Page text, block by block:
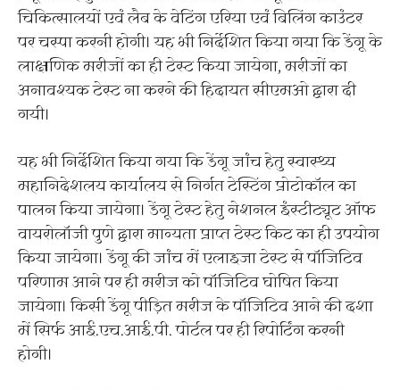
चिकित्सालयों एवं लैब के वेटिंग एरिया एवं बिलिंग काउंटर
पर चस्पा करनी होगी। यह भी निर्देशित किया गया कि डेंगू के
लाक्षणिक मरीजों का ही टेस्ट किया जायेगा, मरीजों का
अनावश्यक टेस्ट ना करने की हिदायत सीएमओ द्वारा दी
गयी।
यह भी निर्देशित किया गया कि डेंगू जांच हेतु स्वास्थ्य
महानिदेशलय कार्यालय से निर्गत टेस्टिंग प्रोटोकॉल का
पालन किया जायेगा। डेंगू टेस्ट हेतु नेशनल इंस्टीट्यूट ऑफ
वायरोलॉजी पुणे द्वारा मान्यता प्राप्त टेस्ट किट का ही उपयोग
किया जायेगा। डेंगू की जांच में एलाइजा टेस्ट से पॉजिटिव
परिणाम आने पर ही मरीज को पॉजिटिव घोषित किया
जायेगा। किसी डेंगू पीड़ित मरीज के पॉजिटिव आने की दशा
में सिर्फ आई.एच.आई.पी. पोर्टल पर ही रिपोर्टिंग करनी
होगी।